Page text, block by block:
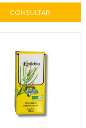
Señor